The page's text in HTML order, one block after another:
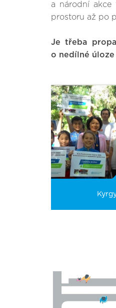
a národní akce
prostoru až po
Je třeba
o nedílné